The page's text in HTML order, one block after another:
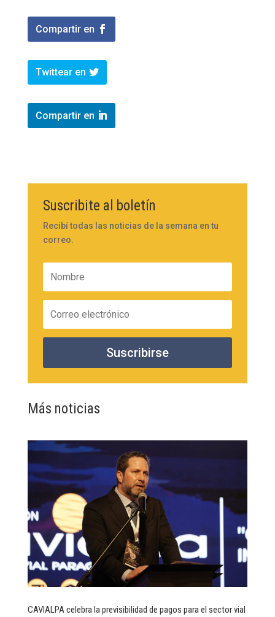
Compartir en
Twittear en
Compartir en
Suscribite al boletín
Recibí todas las noticias de la semana en tu
correo.
Suscribirse
Más noticias
CAVIALPA celebra la previsibilidad de pagos para el sector vial